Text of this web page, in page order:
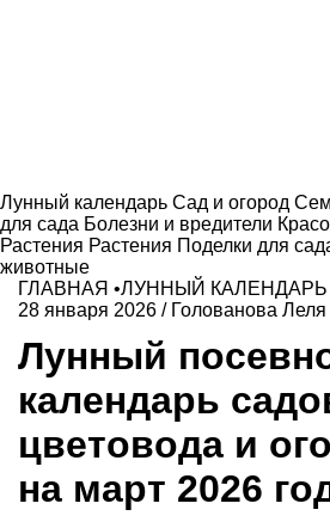
Лунный календарь Сад и огород
для сада Болезни и вредители
Растения Растения Поделки для
животные
ГЛАВНАЯ •ЛУННЫЙ КАЛЕНДАРЬ
28 января 2026 / Голованова Леля
Лунный
календарь
цветовода и
на март 2026